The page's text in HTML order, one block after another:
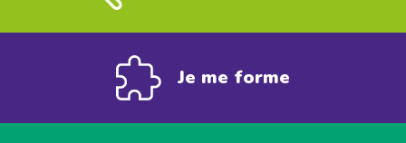
Je me forme